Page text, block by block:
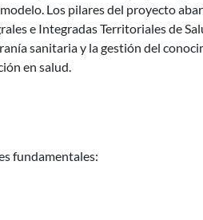
Los pilares del proyecto
e Integradas Territoriales de
sanitaria y la gestión del
en salud.
fundamentales: